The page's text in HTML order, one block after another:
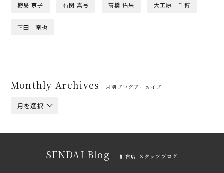
橳島 京子 石関 真弓 髙橋 佑果 大工原 千博
下田 竜也
Monthly Archives 月別ブログアーカイブ
月を選択
SENDAI Blog 仙台店 スタッフブログ